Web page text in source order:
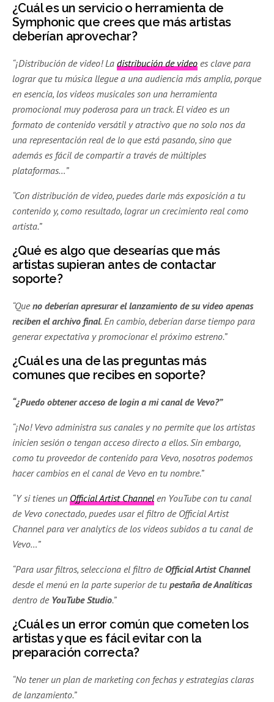
¿Cuál es un servicio o herramienta de
Symphonic que crees que más artistas
deberían aprovechar?
“¡Distribución de video! Ladistribución de video es clave para
lograr que tu música llegue a una audiencia más amplia, porque
en esencia, los videos musicales son una herramienta
promocional muy poderosa para un track. El video es un
formato de contenido versátil y atractivo que no solo nos da
una representación real de lo que está pasando, sino que
además es fácil de compartir a través de múltiples
plataformas…”
“Con distribución de video, puedes darle más exposición a tu
contenido y, como resultado, lograr un crecimiento real como
artista.”
¿Qué es algo que desearías que más
artistas supieran antes de contactar
soporte?
“Queno deberían apresurar el lanzamiento de su video apenas
reciben el archivo final. En cambio, deberían darse tiempo para
generar expectativa y promocionar el próximo estreno.”
¿Cuál es una de las preguntas más
comunes que recibes en soporte?
“¿Puedo obtener acceso de login a mi canal de Vevo?”
“¡No! Vevo administra sus canales y no permite que los artistas
inicien sesión o tengan acceso directo a ellos. Sin embargo,
como tu proveedor de contenido para Vevo, nosotros podemos
hacer cambios en el canal de Vevo en tu nombre.”
“Y si tienes unOfficial Artist Channel en YouTube con tu canal
de Vevo conectado, puedes usar el filtro de Official Artist
Channel para ver analytics de los videos subidos a tu canal de
Vevo…”
“Para usar filtros, selecciona el filtro de Official Artist Channel
desde el menú en la parte superior de tupestaña de Analíticas
dentro de YouTube Studio.”
¿Cuál es un error común que cometen los
artistas y que es fácil evitar con la
preparación correcta?
“No tener un plan de marketing con fechas y estrategias claras
de lanzamiento.”